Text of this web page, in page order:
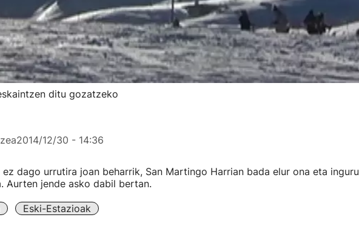
ditu gozatzeko
2014/12/30 - 14:36
ez dago urrutira joan beharrik, San Martingo Harrian bada elur ona eta inguru
Aurten jende asko dabil bertan.
Eski-Estazioak